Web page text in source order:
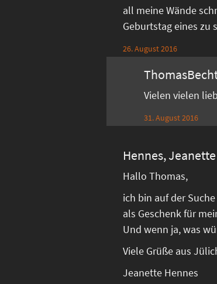
all meine Wände
Geburtstag eines zu
26. August 2016
Vielen vielen
31. August 2016
Hennes, Jeanette
Hallo Thomas,
ich bin auf der
als Geschenk für
Und wenn ja, was
Viele Grüße aus
Jeanette Hennes